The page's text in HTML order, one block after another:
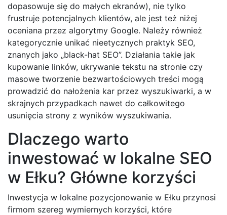
dopasowuje się do małych ekranów), nie tylko
frustruje potencjalnych klientów, ale jest też niżej
oceniana przez algorytmy Google. Należy również
kategorycznie unikać nieetycznych praktyk SEO,
znanych jako „black-hat SEO”. Działania takie jak
kupowanie linków, ukrywanie tekstu na stronie czy
masowe tworzenie bezwartościowych treści mogą
prowadzić do nałożenia kar przez wyszukiwarki, a w
skrajnych przypadkach nawet do całkowitego
usunięcia strony z wyników wyszukiwania.
Dlaczego warto
inwestować w lokalne SEO
w Ełku? Główne korzyści
Inwestycja w lokalne pozycjonowanie w Ełku przynosi
firmom szereg wymiernych korzyści, które